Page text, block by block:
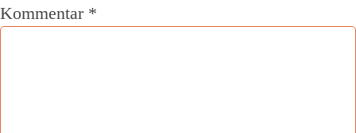
Kommentar *